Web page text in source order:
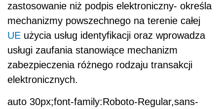
zastosowanie niż podpis elektroniczny- określa
mechanizmy powszechnego na terenie całej
UE użycia usług identyfikacji oraz wprowadza
usługi zaufania stanowiące mechanizm
zabezpieczenia różnego rodzaju transakcji
elektronicznych.
auto 30px;font-family:Roboto-Regular,sans-